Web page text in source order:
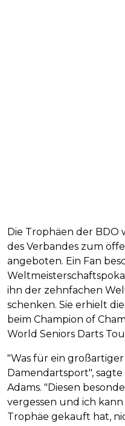
Die Trophäen der
des Verbandes zum
angeboten. Ein Fan
ihn der zehnfachen
schenken. Sie erhielt
beim Champion of
World Seniors Darts
"Was für ein
Damendartsport",
Adams. "Diesen
vergessen und ich
Trophäe gekauft hat,